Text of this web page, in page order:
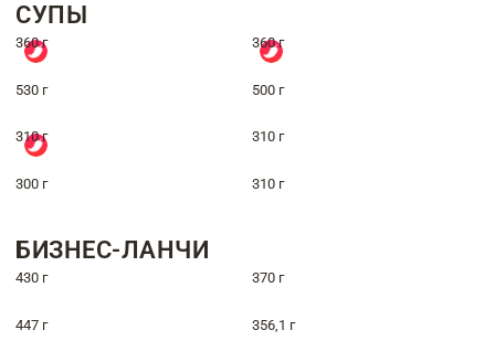
СУПЫ
360 г 360 г
530 г 500 г
310 г 310 г
300 г 310 г
БИЗНЕС-ЛАНЧИ
430 г 370 г
447 г 356,1 г